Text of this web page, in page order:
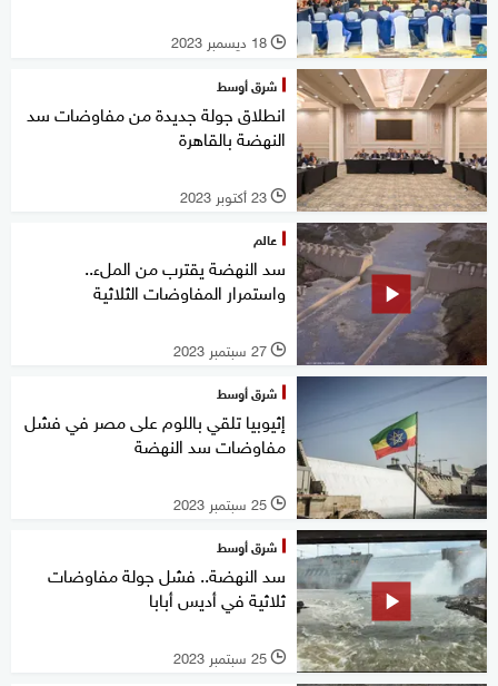
l 18 ديسمبر 2023
شرق أوسط
انطلاق جولة جديدة من مفاوضات سد
النهضة بالقاهرة
l 23 أكتوبر 2023
عالم
سد النهضة يقترب من الملء..
واستمرار المفاوضات الثلاثية
l 27 سبتمبر 2023
شرق أوسط
إثيوبيا تلقي باللوم على مصر في فشل
مفاوضات سد النهضة
l 25 سبتمبر 2023
شرق أوسط
سد النهضة.. فشل جولة مفاوضات
ثلاثية في أديس أبابا
l 25 سبتمبر 2023